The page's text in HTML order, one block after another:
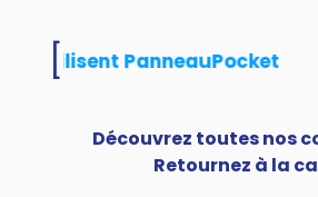
utilisent PanneauPocket
Découvrez toutes nos
Retournez à la